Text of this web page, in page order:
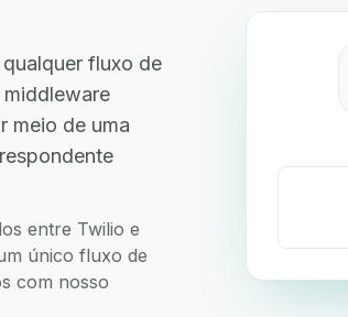
fluxo de
meio de uma
entre Twilio e
único fluxo de
com nosso